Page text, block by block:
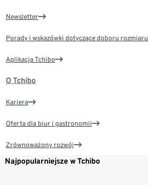
Newsletter
Porady i wskazówki dotyczące doboru rozmiaru
Aplikacja Tchibo
O Tchibo
Kariera
Oferta dla biur i gastronomii
Zrównoważony rozwój
Najpopularniejsze w Tchibo